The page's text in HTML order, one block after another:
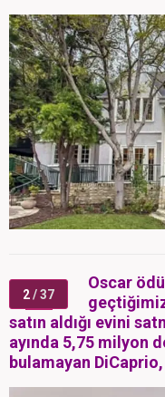
2/ 37
Oscar
satın aldığı evini
ayında 5,75 milyon
bulamayan